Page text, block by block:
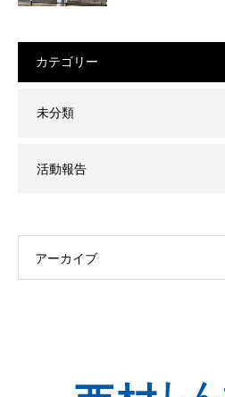
カテゴリー
未分類
活動報告
アーカイブ